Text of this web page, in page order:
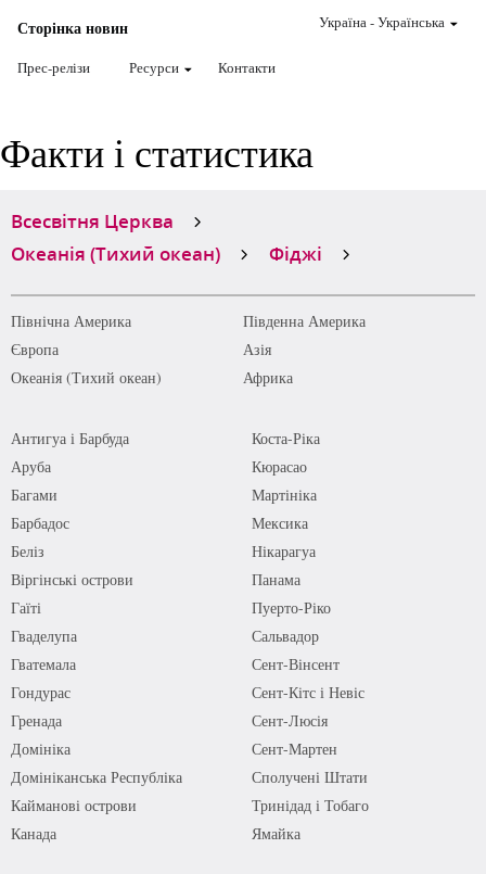
Сторінка новин
Прес-релізи Ресурси Контакти
Україна-Українська
Факти і статистика
Всесвітня Церква
Океанія (Тихий океан)
Фіджі
Північна Америка
Південна Америка
Європа
Азія
Океанія (Тихий океан)
Африка
Антигуа і Барбуда
Аруба
Багами
Барбадос
Беліз
Віргінські острови
Гаїті
Гваделупа
Гватемала
Гондурас
Гренада
Домініка
Домініканська Республіка
Кайманові острови
Канада
Коста-Ріка
Кюрасао
Мартініка
Мексика
Нікарагуа
Панама
Пуерто-Ріко
Сальвадор
Сент-Вінсент
Сент-Кітс і Невіс
Сент-Люсія
Сент-Мартен
Сполучені Штати
Тринідад і Тобаго
Ямайка